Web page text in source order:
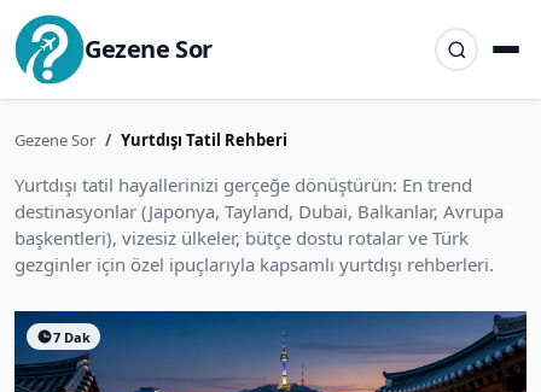
Gezene Sor
Gezene Sor Yurtdışı Tatil Rehberi
Yurtdışı tatil hayallerinizi gerçeğe dönüştürün: En trend
destinasyonlar (Japonya, Tayland, Dubai, Balkanlar, Avrupa
başkentleri), vizesiz ülkeler, bütçe dostu rotalar ve Türk
gezginler için özel ipuçlarıyla kapsamlı yurtdışı rehberleri.
7 Dak